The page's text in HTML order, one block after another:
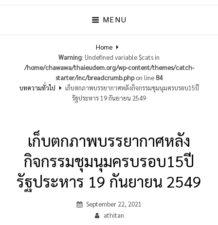
MENU
Home
Warning: Undefined variable $cats in
/home/chawawa/thaieudem.org/wp-content/themes/catch-
starter/inc/breadcrumb.phpon line 84
บทความทั่วไป
เก็บตกภาพบรรยากาศหลังกิจกรรมชุมนุมครบรอบ15ปี
รัฐประหาร 19 กันยายน 2549
เก็บตกภาพบรรยากาศหลัง
กิจกรรมชุมนุมครบรอบ15ปี
รัฐประหาร 19 กันยายน 2549
Posted
September 22, 2021
By
athitan